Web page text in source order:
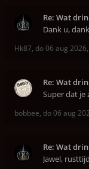
Re: Wat
Dank u,
Hk87, do 06 aug
Re: Wat
Super dat je
bobbee, do 06 aug
Re: Wat
Jawel,